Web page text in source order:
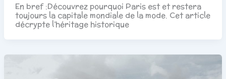
En bref :Découvrez pourquoi Paris est et restera
toujours la capitale mondiale de la mode. Cet article
décrypte l’héritage historique